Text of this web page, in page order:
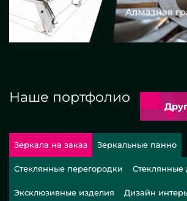
Алмазная гравировка
Наше портфолио
Зеркала на заказ Зеркальные панно
Стеклянные перегородки Стеклянные
Эксклюзивные изделия Дизайн